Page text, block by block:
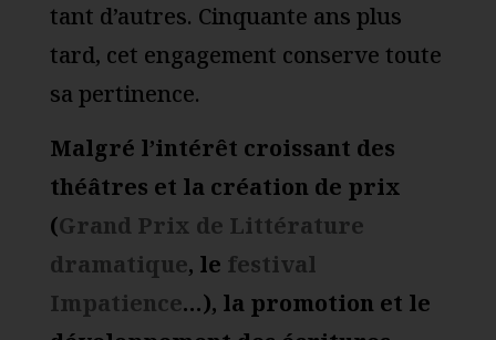
tant d’autres. Cinquante ans plus
tard, cet engagement conserve toute
sa pertinence.
Malgré l’intérêt croissant des
théâtres et la création de prix
(Grand Prix de Littérature
dramatique, le festival
Impatience…), la promotion et le